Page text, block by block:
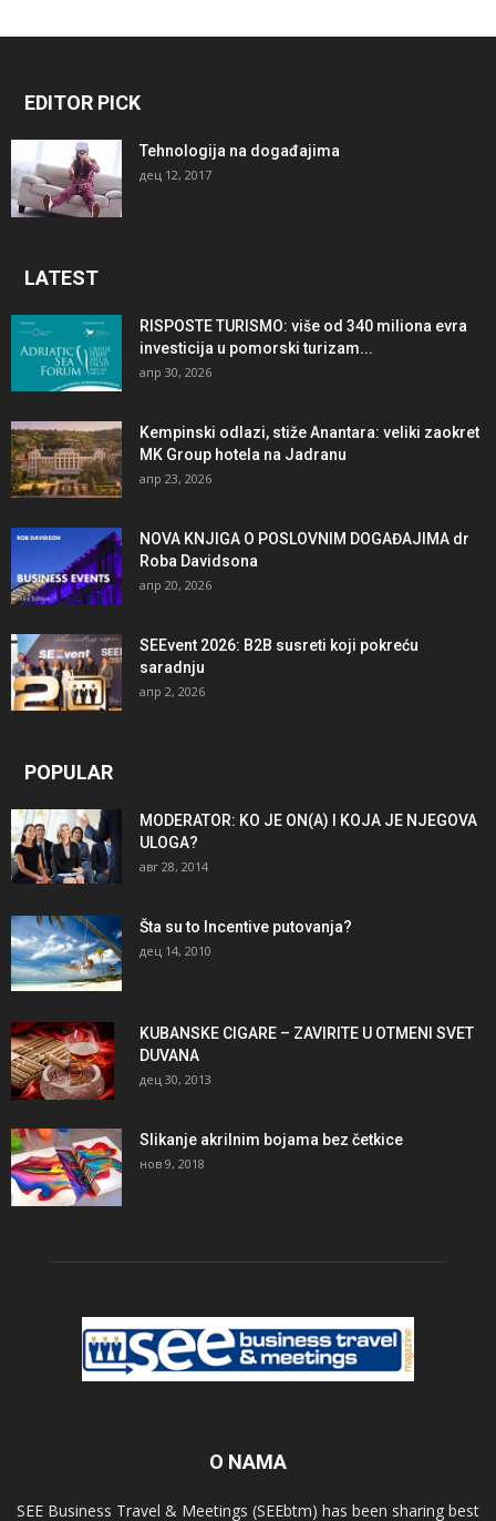
EDITOR PICK
Tehnologija na događajima
дец 12, 2017
LATEST
RISPOSTE TURISMO: više od 340 miliona evra
investicija u pomorski turizam...
апр 30, 2026
Kempinski odlazi, stiže Anantara: veliki zaokret
MK Group hotela na Jadranu
апр 23, 2026
NOVA KNJIGA O POSLOVNIM DOGAĐAJIMA dr
Roba Davidsona
апр 20, 2026
SEEvent 2026: B2B susreti koji pokreću
saradnju
апр 2, 2026
POPULAR
MODERATOR: KO JE ON(A) I KOJA JE NJEGOVA
ULOGA?
авг 28, 2014
Šta su to Incentive putovanja?
дец 14, 2010
KUBANSKE CIGARE – ZAVIRITE U OTMENI SVET
DUVANA
дец 30, 2013
Slikanje akrilnim bojama bez četkice
нов 9, 2018
O NAMA
SEE Business Travel & Meetings (SEEbtm) has been sharing best